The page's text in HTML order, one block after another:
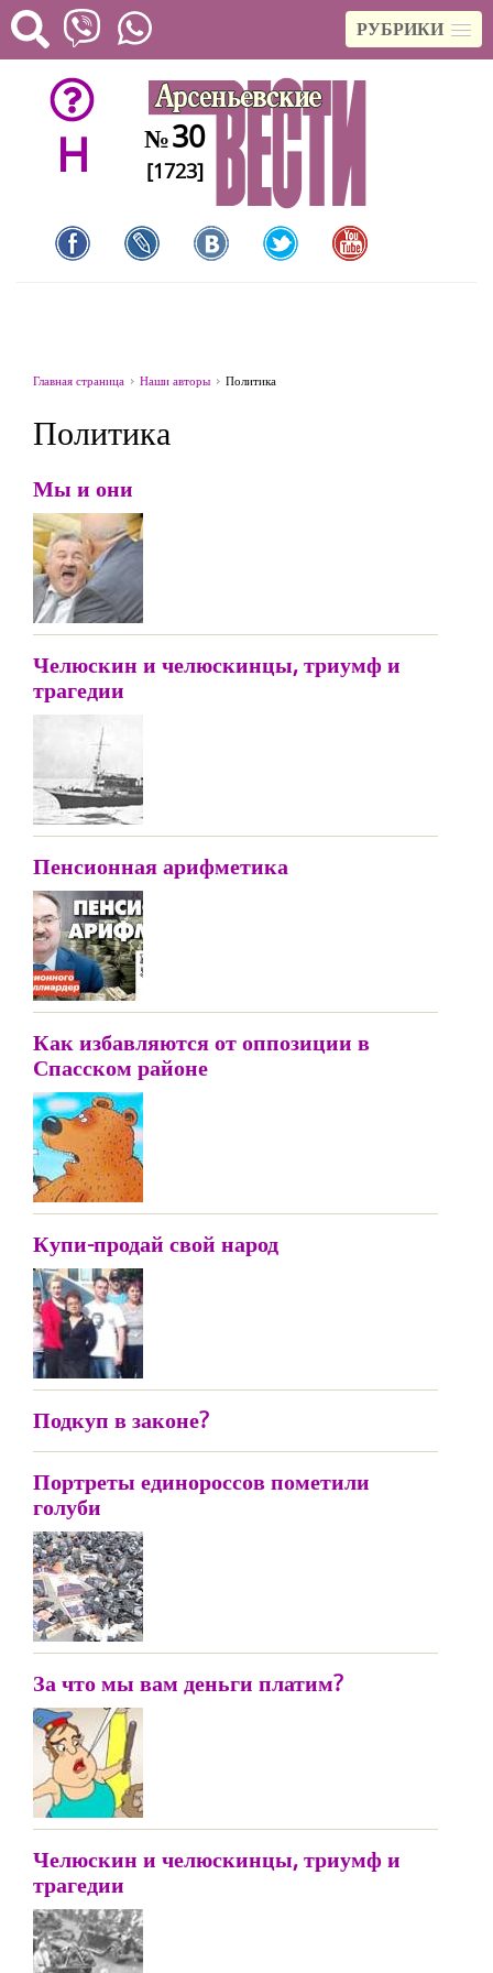
РУБРИКИ
H №30
[1723]
Главная страница Наши авторы Политика
Политика
Мы и они
Челюскин и челюскинцы, триумф и
трагедии
Пенсионная арифметика
Как избавляются от оппозиции в
Спасском районе
Купи-продай свой народ
Подкуп в законе?
Портреты единороссов пометили
голуби
За что мы вам деньги платим?
Челюскин и челюскинцы, триумф и
трагедии